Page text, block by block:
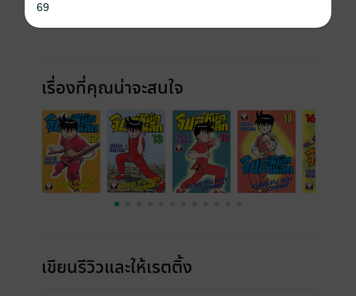
เรื่องที่คุณน่าจะสนใจ
เขียนรีวิวและให้เรตติ้ง
69